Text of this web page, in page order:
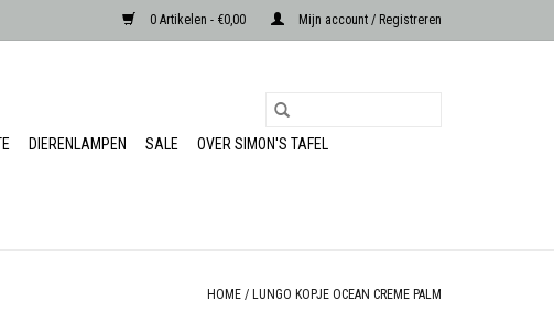
0 Artikelen - €0,00 Mijn account / Registreren
DIERENLAMPEN SALE
OVER SIMON'S TAFEL
HOME / LUNGO KOPJE OCEAN CREME PALM